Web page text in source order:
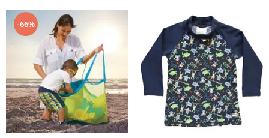
-66%